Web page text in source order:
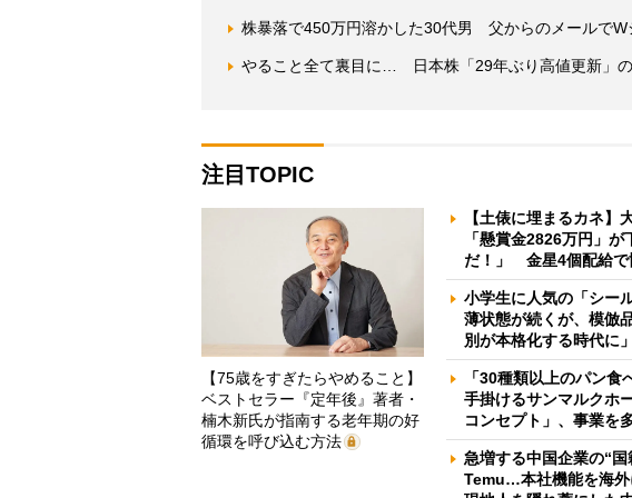
株暴落で450万円溶かした30代男 父からのメールでW
やること全て裏目に… 日本株「29年ぶり高値更新」
注目TOPIC
【75歳をすぎたらやめること】
ベストセラー『定年後』著者・
楠木新氏が指南する老年期の好
循環を呼び込む方法
【土俵に埋まるカネ】
「懸賞金2826万円」
だ！」 金星4個配給で
小学生に人気の「シー
薄状態が続くが、模倣
別が本格化する時代に」
「30種類以上のパン
手掛けるサンマルクホ
コンセプト」、事業を
急増する中国企業の“
Temu…本社機能を海